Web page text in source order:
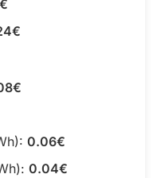
0.06€
0.04€